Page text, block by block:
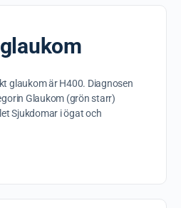
glaukom är H400. Diagnosen
Glaukom (grön starr)
Sjukdomar i ögat och